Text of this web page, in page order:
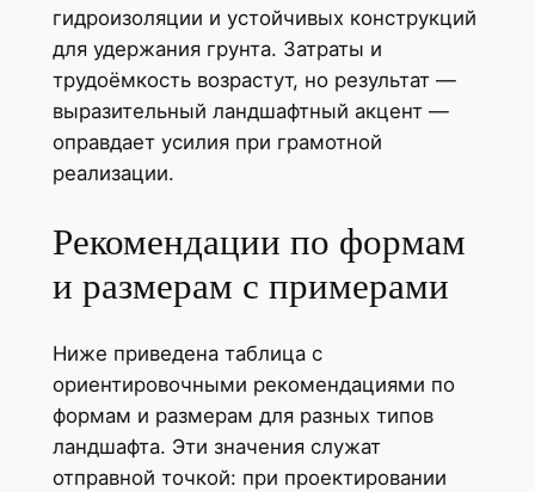
гидроизоляции и устойчивых конструкций
для удержания грунта. Затраты и
трудоёмкость возрастут, но результат —
выразительный ландшафтный акцент —
оправдает усилия при грамотной
реализации.
Рекомендации по формам
и размерам с примерами
Ниже приведена таблица с
ориентировочными рекомендациями по
формам и размерам для разных типов
ландшафта. Эти значения служат
отправной точкой: при проектировании